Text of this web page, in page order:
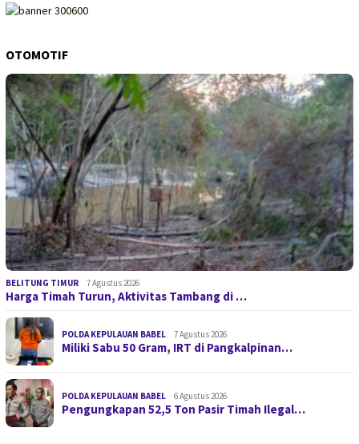
OTOMOTIF
BELITUNG TIMUR 7 Agustus 2026
Harga Timah Turun, Aktivitas Tambang di …
POLDA KEPULAUAN BABEL 7 Agustus 2026
Miliki Sabu 50 Gram, IRT di Pangkalpinan…
POLDA KEPULAUAN BABEL 6 Agustus 2026
Pengungkapan 52,5 Ton Pasir Timah Ilegal…